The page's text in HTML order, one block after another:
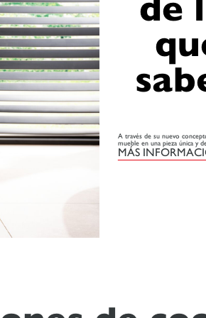
de
A través de su nuevo
mueble en una pieza única y
MÁS